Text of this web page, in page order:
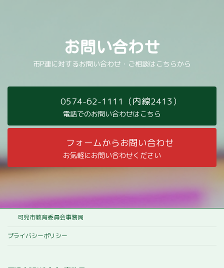
お問い合わせ
市P連に対するお問い合わせ・ご相談はこちらから
0574-62-1111（内線2413）
電話でのお問い合わせはこちら
フォームからお問い合わせ
お気軽にお問い合わせください
可児市教育委員会事務局
プライバシーポリシー